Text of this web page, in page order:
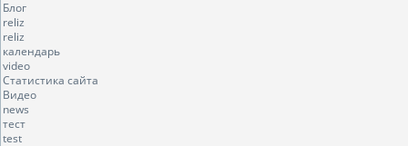
Блог
reliz
reliz
календарь
video
Статистика сайта
Видео
news
тест
test